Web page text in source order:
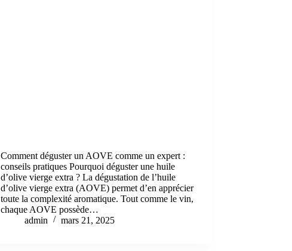
Comment déguster un AOVE comme un expert :
conseils pratiques Pourquoi déguster une huile
d’olive vierge extra ? La dégustation de l’huile
d’olive vierge extra (AOVE) permet d’en apprécier
toute la complexité aromatique. Tout comme le vin,
chaque AOVE possède…
admin
mars 21, 2025